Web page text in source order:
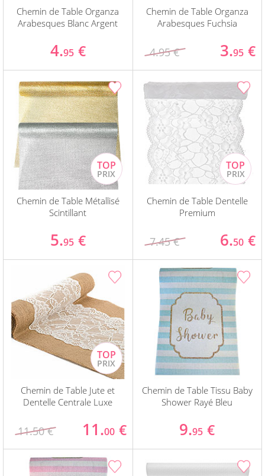
Chemin de Table Organza
Arabesques Blanc Argent
4.95 €
Chemin de Table Organza
Arabesques Fuchsia
4.95 € 3.95 €
Chemin de Table Métallisé
Scintillant
5.95 €
Chemin de Table Dentelle
Premium
7.45 € 6.50 €
Chemin de Table Jute et
Dentelle Centrale Luxe
11.50 € 11.00 €
Chemin de Table Tissu Baby
Shower Rayé Bleu
9.95 €